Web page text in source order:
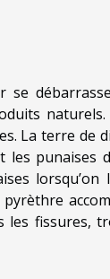
se
La terre de
les punaises
lorsqu’on
les fissures,